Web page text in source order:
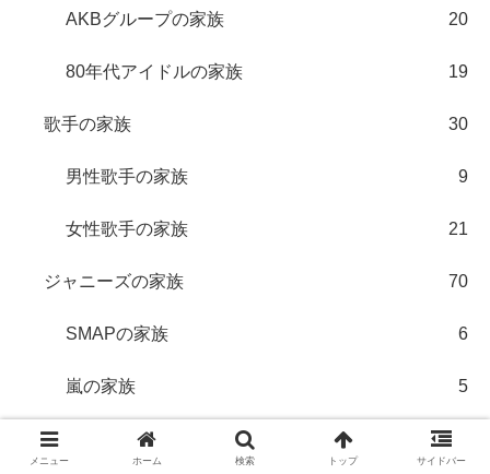
AKBグループの家族 20
80年代アイドルの家族 19
歌手の家族 30
男性歌手の家族 9
女性歌手の家族 21
ジャニーズの家族 70
SMAPの家族 6
嵐の家族 5
KAT‐TUNの家族
メニュー ホーム 検索 トップ サイドバー